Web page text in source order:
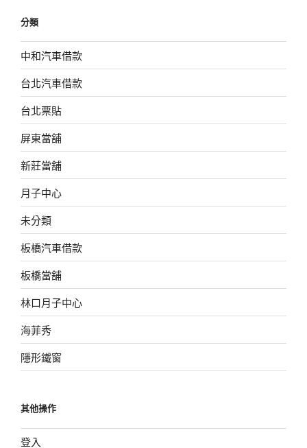
分類
中和汽車借款
台北汽車借款
台北票貼
屏東當舖
新莊當舖
月子中心
未分類
板橋汽車借款
板橋當舖
林口月子中心
海菲秀
隱形鐵窗
其他操作
登入